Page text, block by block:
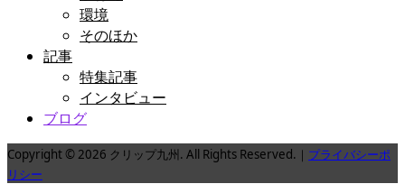
環境
そのほか
記事
特集記事
インタビュー
ブログ
Copyright © 2026 クリップ九州. All Rights Reserved.｜ プライバシーポ
リシー